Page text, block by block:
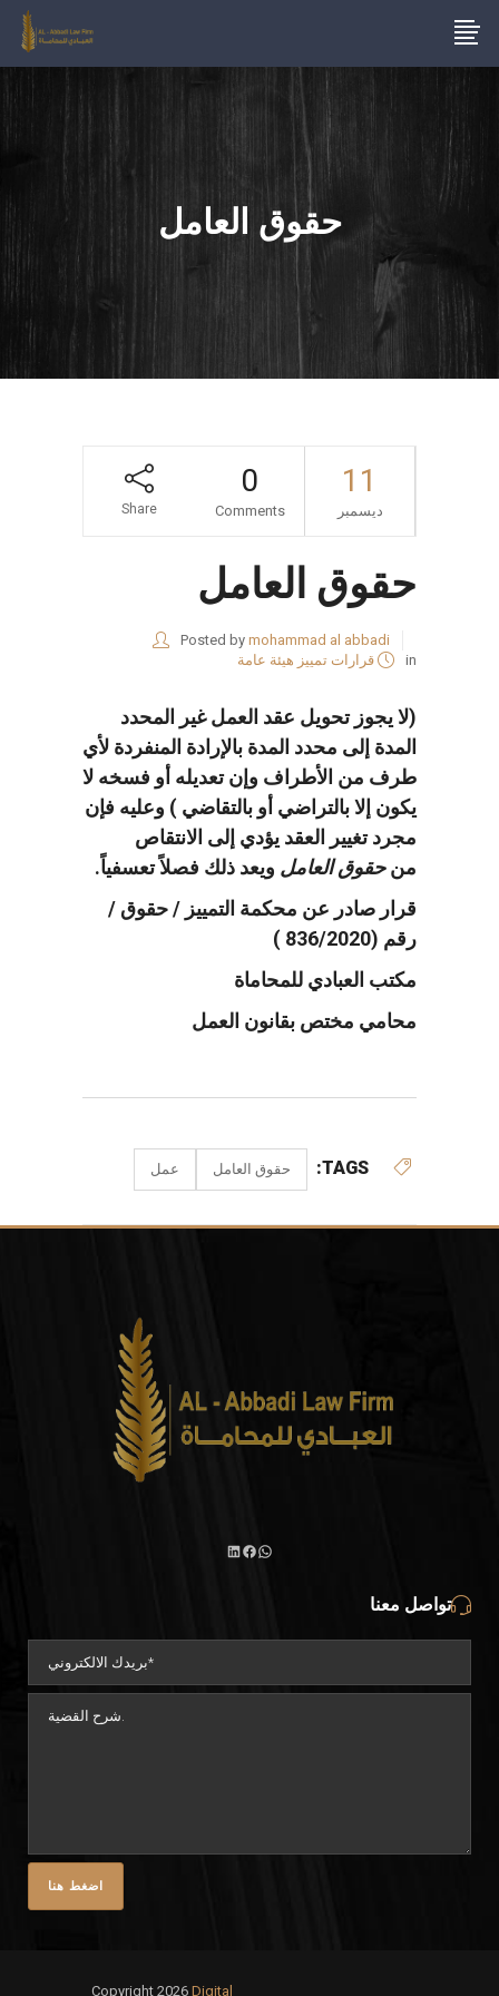
حقوق العامل
11
ديسمبر
0
Comments
Share
حقوق العامل
Posted by mohammad al abbadi
in
قرارات تمييز هيئة عامة
(لا يجوز تحويل عقد العمل غير المحدد
المدة إلى محدد المدة بالإرادة المنفردة لأي
طرف من الأطراف وإن تعديله أو فسخه لا
يكون إلا بالتراضي أو بالتقاضي ) وعليه فإن
مجرد تغيير العقد يؤدي إلى الانتقاص
منحقوق العامل ويعد ذلك فصلاً تعسفياً.
قرار صادر عن محكمة التمييز / حقوق /
رقم (836/2020 )
مكتب العبادي للمحاماة
محامي مختص بقانون العمل
TAGS: حقوق العامل عمل
تواصل معنا
Copyright 2026 Digital